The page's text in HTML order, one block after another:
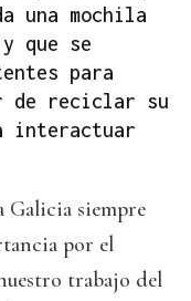
una mochila
que se
para
reciclar su
interactuar
Galicia siempre
por el
trabajo del